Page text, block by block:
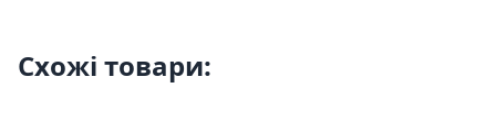
Схожі товари: